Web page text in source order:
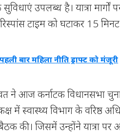
उपलब्ध है। यात्रा मार्गों
टाइम को घटाकर 15 मिनट
बार महिला नीति ड्राफ्ट को मंजूरी
ने आज कर्नाटक विधानसभा
में स्वास्थ्य विभाग के वरिष्ठ
की। जिसमें उन्होंने यात्रा पर